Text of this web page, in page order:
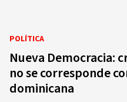
POLÍTICA
Nueva Democracia:
no se corresponde
dominicana